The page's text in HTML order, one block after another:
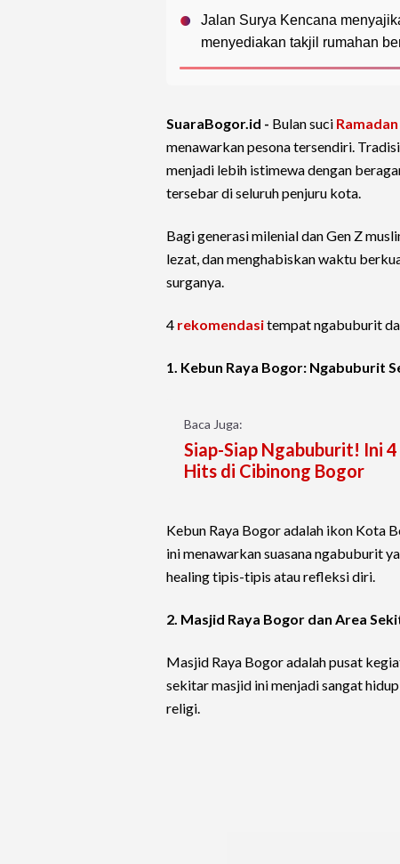
Jalan Surya Kencana
menyediakan takjil rumahan
SuaraBogor.id - Bulan suci Ramadan
menawarkan pesona tersendiri. Tradisi
menjadi lebih istimewa dengan
tersebar di seluruh penjuru kota.
Bagi generasi milenial dan Gen Z
lezat, dan menghabiskan waktu
surganya.
4 rekomendasitempat ngabuburit
1. Kebun Raya Bogor: Ngabuburit
Baca Juga:
Siap-Siap Ngabuburit! Ini
Hits di Cibinong Bogor
Kebun Raya Bogor adalah ikon Kota
ini menawarkan suasana ngabuburit
healing tipis-tipis atau refleksi diri.
2. Masjid Raya Bogor dan Area
Masjid Raya Bogor adalah pusat
sekitar masjid ini menjadi sangat
religi.